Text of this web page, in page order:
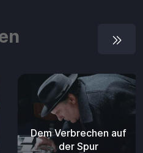
Dem Verbrechen auf
der Spur